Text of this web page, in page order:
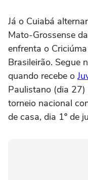
Já o Cuiabá
Mato-Grossense
enfrenta o
Brasileirão. Segue
quando recebe o
Paulistano (dia
torneio nacional
de casa, dia 1º de